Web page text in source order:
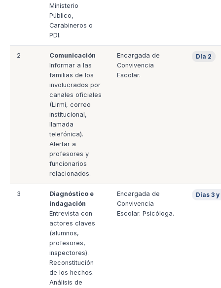
Ministerio
Público,
Carabineros o
PDI.
2
Comunicación
Informar a las
familias de los
involucrados por
canales oficiales
(Lirmi, correo
institucional,
llamada
telefónica).
Alertar a
profesores y
funcionarios
relacionados.
Encargada de
Convivencia
Escolar.
Día 2
3
Diagnóstico e
indagación
Entrevista con
actores claves
(alumnos,
profesores,
inspectores).
Reconstitución
de los hechos.
Análisis de
Encargada de
Convivencia
Escolar. Psicóloga.
Días 3 y